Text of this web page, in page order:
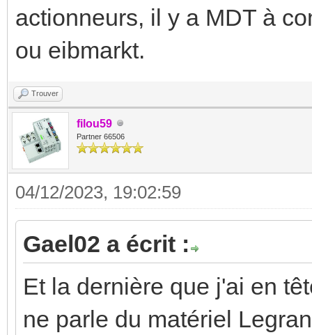
actionneurs, il y a MDT à
ou eibmarkt.
Trouver
filou59
Partner 66506
04/12/2023, 19:02:59
Gael02 a écrit :
Et la dernière que j'ai en
ne parle du matériel